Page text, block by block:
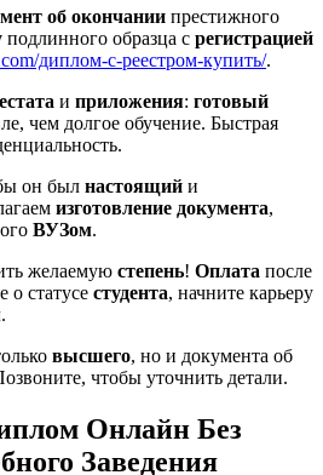
об окончании престижного
подлинного образца с регистрацией
диплом-с-реестром-купить/.
и приложения: готовый
чем долгое обучение. Быстрая
он был настоящий и
изготовление документа,
ВУЗом.
желаемую степень! Оплата после
о статусе студента, начните карьеру
.
высшего, но и документа об
чтобы уточнить детали.
Онлайн Без
Заведения